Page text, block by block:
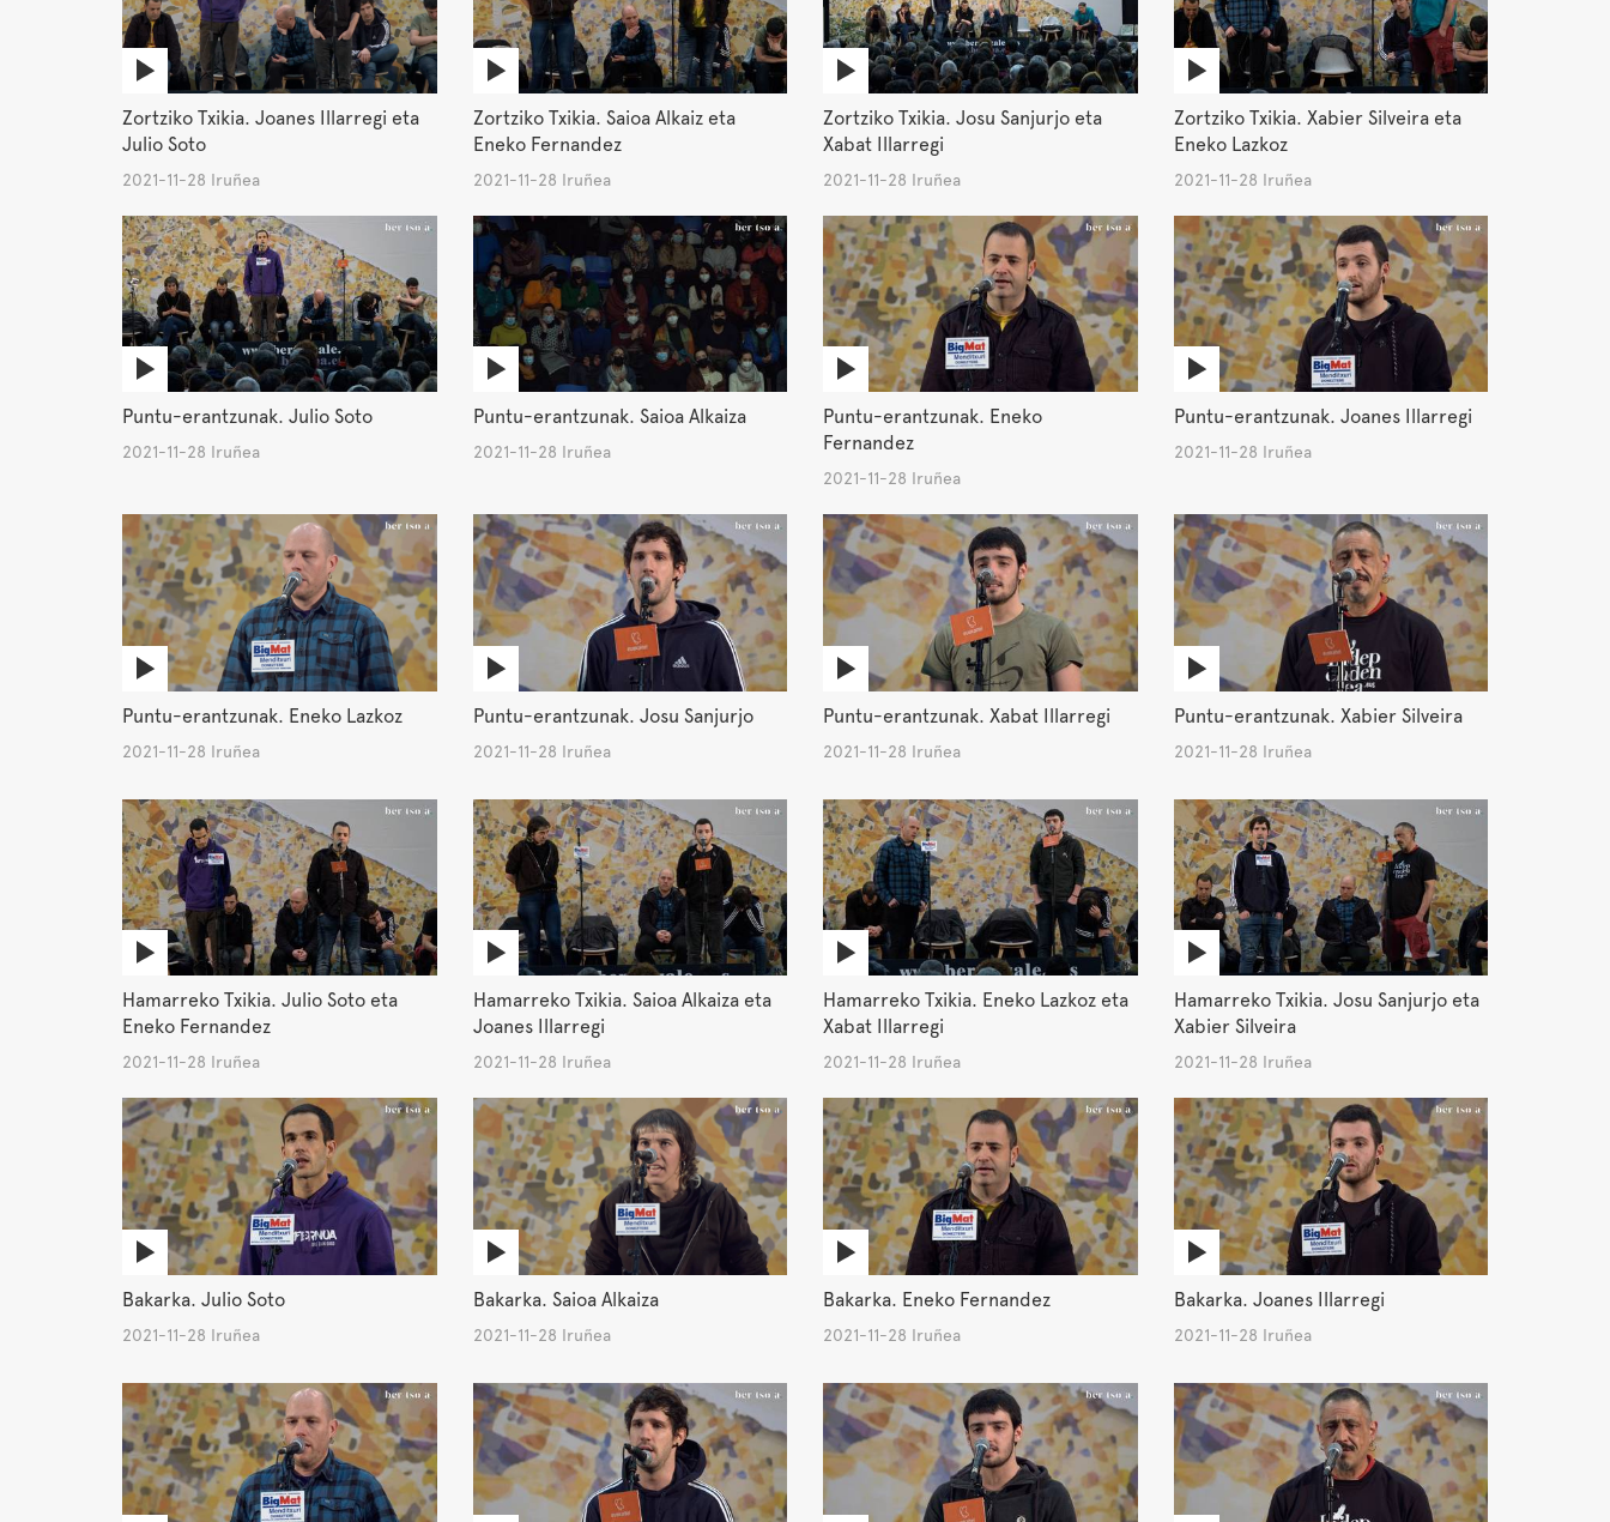
Zortziko Txikia. Joanes Illarregi eta
Julio Soto
2021-11-28 Iruñea
Zortziko Txikia. Saioa Alkaiz eta
Eneko Fernandez
2021-11-28 Iruñea
Zortziko Txikia. Josu Sanjurjo eta
Xabat Illarregi
2021-11-28 Iruñea
Zortziko Txikia. Xabier Silveira eta
Eneko Lazkoz
2021-11-28 Iruñea
Puntu-erantzunak. Julio Soto
2021-11-28 Iruñea
Puntu-erantzunak. Saioa Alkaiza
2021-11-28 Iruñea
Puntu-erantzunak. Eneko
Fernandez
2021-11-28 Iruñea
Puntu-erantzunak. Joanes Illarregi
2021-11-28 Iruñea
Puntu-erantzunak. Eneko Lazkoz
2021-11-28 Iruñea
Puntu-erantzunak. Josu Sanjurjo
2021-11-28 Iruñea
Puntu-erantzunak. Xabat Illarregi
2021-11-28 Iruñea
Puntu-erantzunak. Xabier Silveira
2021-11-28 Iruñea
Hamarreko Txikia. Julio Soto eta
Eneko Fernandez
2021-11-28 Iruñea
Hamarreko Txikia. Saioa Alkaiza eta
Joanes Illarregi
2021-11-28 Iruñea
Hamarreko Txikia. Eneko Lazkoz eta
Xabat Illarregi
2021-11-28 Iruñea
Hamarreko Txikia. Josu Sanjurjo eta
Xabier Silveira
2021-11-28 Iruñea
Bakarka. Julio Soto
2021-11-28 Iruñea
Bakarka. Saioa Alkaiza
2021-11-28 Iruñea
Bakarka. Eneko Fernandez
2021-11-28 Iruñea
Bakarka. Joanes Illarregi
2021-11-28 Iruñea